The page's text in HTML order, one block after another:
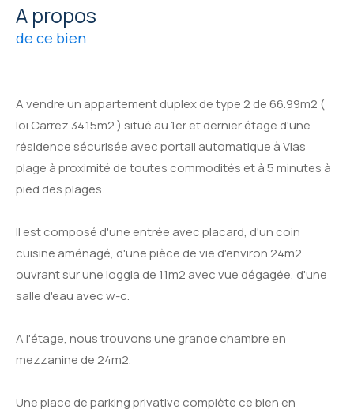
a propos
de ce bien
A vendre un appartement duplex de type 2 de 66.99m2 (
loi Carrez 34.15m2 ) situé au 1er et dernier étage d'une
résidence sécurisée avec portail automatique à Vias
plage à proximité de toutes commodités et à 5 minutes à
pied des plages.
Il est composé d'une entrée avec placard, d'un coin
cuisine aménagé, d'une pièce de vie d'environ 24m2
ouvrant sur une loggia de 11m2 avec vue dégagée, d'une
salle d'eau avec w-c.
A l'étage, nous trouvons une grande chambre en
mezzanine de 24m2.
Une place de parking privative complète ce bien en